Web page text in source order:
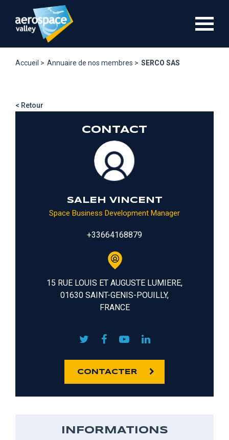
contenu
Accueil > Annuaire de nos membres > SERCO SAS
< Retour
CONTACT
SALEH VINCENT
Space Business Development Manager
+33664168879
15 RUE LOUIS ET AUGUSTE LUMIERE,
01630 SAINT-GENIS-POUILLY,
FRANCE
CONTACTER
INFORMATIONS